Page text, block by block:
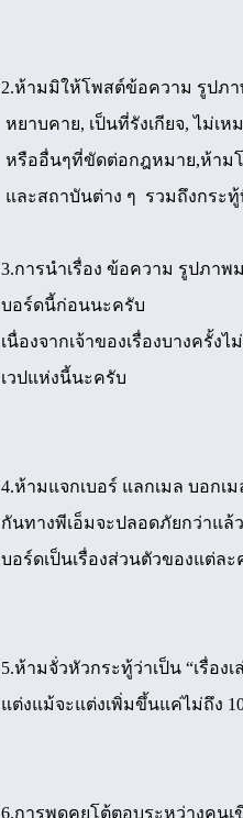
2.ห้ามมิให้โพสต์ข้อความ รูปภ
หยาบคาย, เป็นที่รังเกียจ, ไม่เ
หรืออื่นๆที่ขัดต่อกฎหมาย,ห้ามโ
และสถาบันต่าง ๆ รวมถึงกระ
3.การนำเรื่อง ข้อความ รูปภา
บอร์ดนี้ก่อนนะครับ
เนื่องจากเจ้าของเรื่องบางครั้
เวปแห่งนี้นะครับ
4.ห้ามแจกเบอร์ แลกเมล บอกเ
กันทางพีเอ็มจะปลอดภัยกว่าแ
บอร์ดเป็นเรื่องส่วนตัวของแต่ล
5.ห้ามจั่วหัวกระทู้ว่าเป็น “เรื่อ
แต่งแม้จะแต่งเพิ่มขึ้นแค่ไม่ถึง
6.การพูดคุยโต้ตอบระหว่างคน